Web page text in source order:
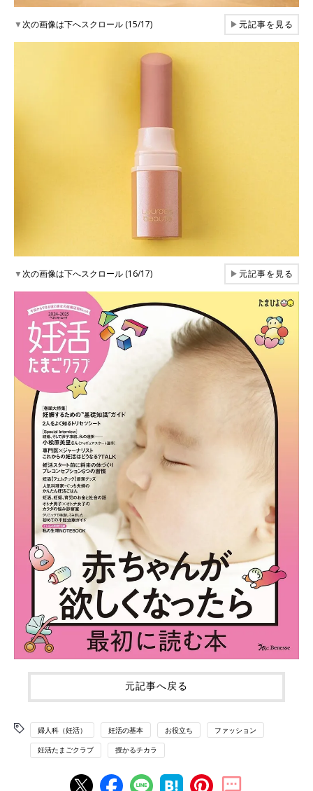
▼次の画像は下へスクロール (15/17) ▶元記事を見る
▼次の画像は下へスクロール (16/17) ▶元記事を見る
元記事へ戻る
婦人科（妊活） 妊活の基本 お役立ち ファッション
妊活たまごクラブ 授かるチカラ